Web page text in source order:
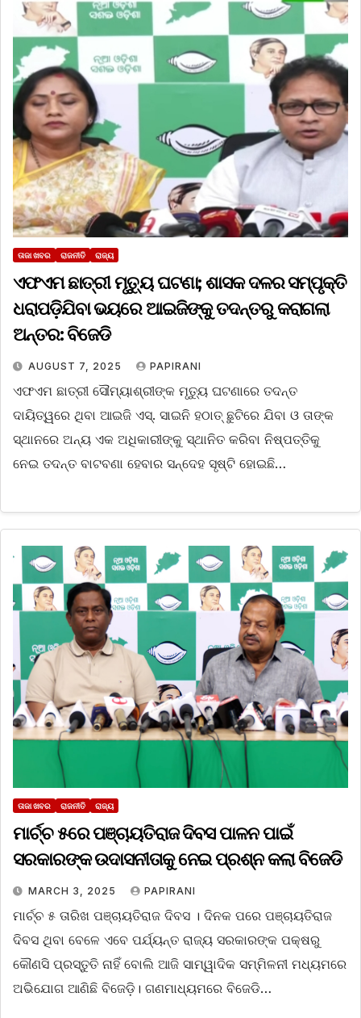
ତାଜା ଖବର ରାଜନୀତି ରାଜ୍ୟ
ଏଫଏମ ଛାତ୍ରୀ ମୃତ୍ୟୁ ଘଟଣା; ଶାସକ ଦଳର ସମ୍ପୃକ୍ତି
ଧରାପଡ଼ିଯିବା ଭୟରେ ଆଇଜିଙ୍କୁ ତଦନ୍ତରୁ କରାଗଲା
ଅନ୍ତର: ବିଜେଡି
AUGUST 7, 2025 PAPIRANI
ଏଫଏମ ଛାତ୍ରୀ ସୌମ୍ୟାଶ୍ରୀଙ୍କ ମୃତ୍ୟୁ ଘଟଣାରେ ତଦନ୍ତ
ଦାୟିତ୍ୱରେ ଥିବା ଆଇଜି ଏସ୍. ସାଇନି ହଠାତ୍ ଛୁଟିରେ ଯିବା ଓ ତାଙ୍କ
ସ୍ଥାନରେ ଅନ୍ୟ ଏକ ଅଧିକାରୀଙ୍କୁ ସ୍ଥାନିତ କରିବା ନିଷ୍ପତ୍ତିକୁ
ନେଇ ତଦନ୍ତ ବାଟବଣା ହେବାର ସନ୍ଦେହ ସୃଷ୍ଟି ହୋଇଛି…
ତାଜା ଖବର ରାଜନୀତି ରାଜ୍ୟ
ମାର୍ଚ୍ଚ ୫ରେ ପଞ୍ଚାୟତିରାଜ ଦିବସ ପାଳନ ପାଇଁ
ସରକାରଙ୍କ ଉଦାସନୀତାକୁ ନେଇ ପ୍ରଶ୍ନ କଲା ବିଜେଡି
MARCH 3, 2025 PAPIRANI
ମାର୍ଚ୍ଚ ୫ ତାରିଖ ପଞ୍ଚାୟତିରାଜ ଦିବସ । ଦିନକ ପରେ ପଞ୍ଚାୟତିରାଜ
ଦିବସ ଥିବା ବେଳେ ଏବେ ପର୍ଯ୍ୟନ୍ତ ରାଜ୍ୟ ସରକାରଙ୍କ ପକ୍ଷରୁ
କୌଣସି ପ୍ରସ୍ତୁତି ନାହିଁ ବୋଲି ଆଜି ସାମ୍ୱାଦିକ ସମ୍ମିଳନୀ ମଧ୍ୟମରେ
ଅଭିଯୋଗ ଆଣିଛି ବିଜେଡ଼ି। ଗଣମାଧ୍ୟମରେ ବିଜେଡି…